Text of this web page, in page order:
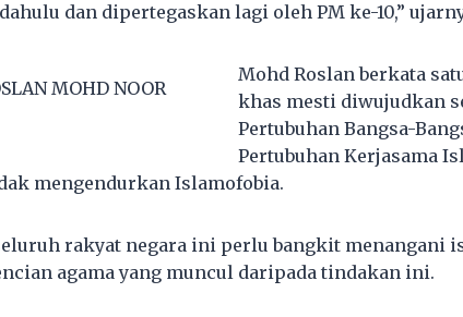
dan dipertegaskan lagi oleh PM ke-10,”
MOHD NOOR
Mohd Roslan berkata
khas mesti diwujudkan
Pertubuhan Bangsa-
Pertubuhan Kerjasama
mengendurkan Islamofobia.
rakyat negara ini perlu bangkit menangani
agama yang muncul daripada tindakan ini.